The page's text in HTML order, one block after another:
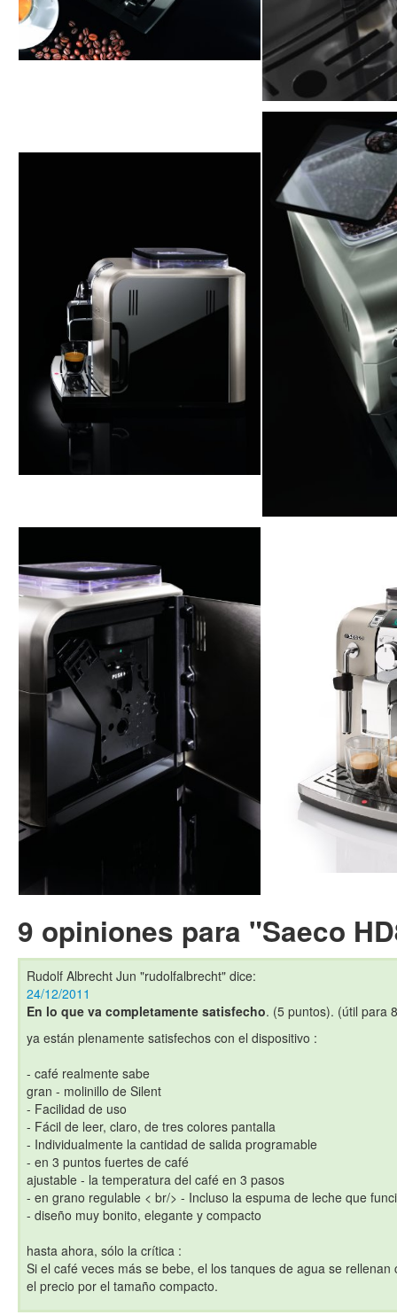
9 opiniones para "Saeco
Rudolf Albrecht Jun "rudolfalbrecht" dice:
24/12/2011
En lo que va completamente satisfecho. (5 puntos). (útil para
ya están plenamente satisfechos con el dispositivo :
- café realmente sabe
gran - molinillo de Silent
- Facilidad de uso
- Fácil de leer, claro, de tres colores pantalla
- Individualmente la cantidad de salida programable
- en 3 puntos fuertes de café
ajustable - la temperatura del café en 3 pasos
- en grano regulable < br/> - Incluso la espuma de leche que
- diseño muy bonito, elegante y compacto
hasta ahora, sólo la crítica :
Si el café veces más se bebe, el los tanques de agua se
el precio por el tamaño compacto.